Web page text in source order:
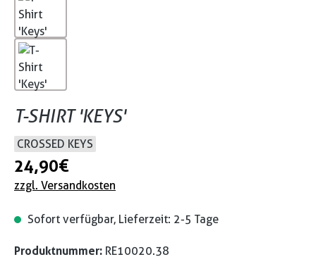
T-SHIRT 'KEYS'
CROSSED KEYS
24,90 €
zzgl. Versandkosten
Sofort verfügbar, Lieferzeit: 2-5 Tage
Produktnummer: RE10020.38